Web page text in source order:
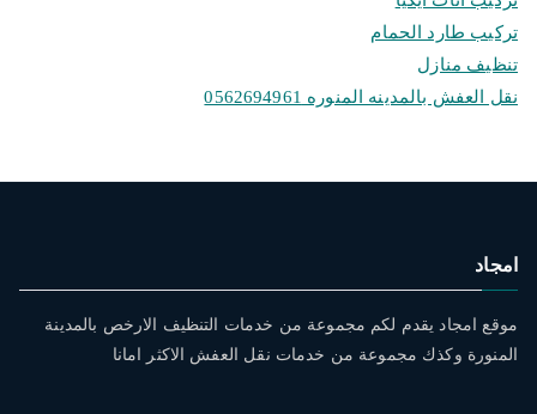
تركيب طارد الحمام
تنظيف منازل
نقل العفش بالمدينه المنوره 0562694961
امجاد
موقع امجاد يقدم لكم مجموعة من خدمات التنظيف الارخص بالمدينة
المنورة وكذك مجموعة من خدمات نقل العفش الاكثر امانا